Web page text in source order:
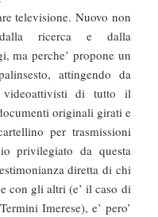
televisione. Nuovo non
dalla ricerca e dalla
ma perche’ propone un
attingendo da
videoattivisti di tutto il
originali girati e
per trasmissioni
privilegiato da questa
diretta di chi
con gli altri (e’ il caso di
Imerese), e’ pero’